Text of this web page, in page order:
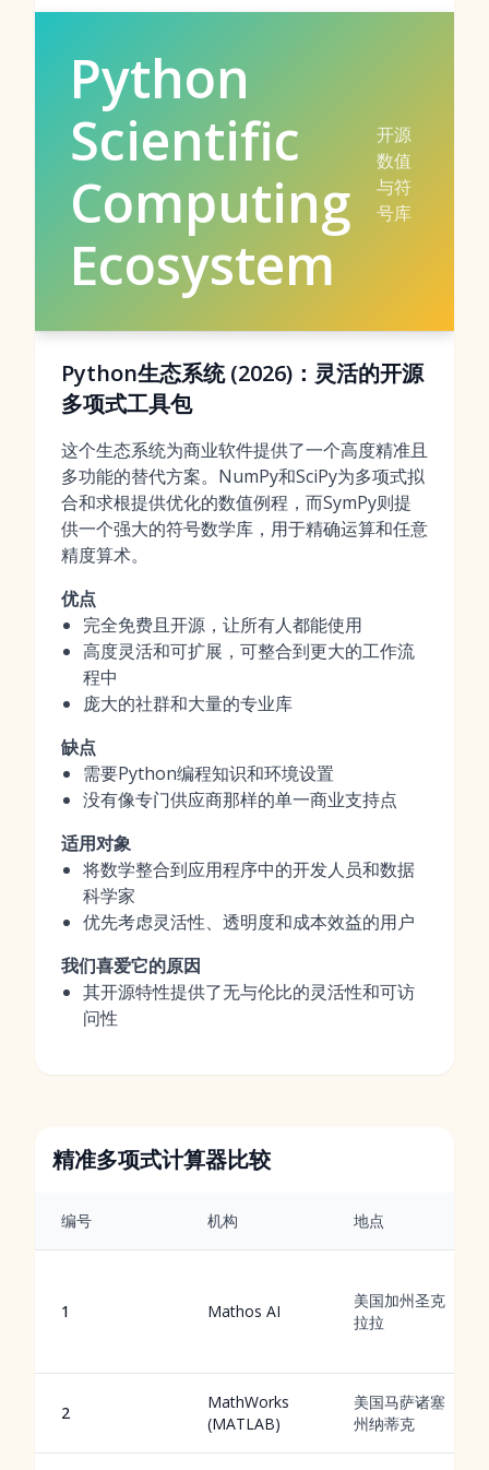
Python
Scientific
Computing
Ecosystem
开源
数值
与符
号库
Python生态系统 (2026)：灵活的开源
多项式工具包
这个生态系统为商业软件提供了一个高度精准且
多功能的替代方案。NumPy和SciPy为多项式拟
合和求根提供优化的数值例程，而SymPy则提
供一个强大的符号数学库，用于精确运算和任意
精度算术。
优点
完全免费且开源，让所有人都能使用
高度灵活和可扩展，可整合到更大的工作流
程中
庞大的社群和大量的专业库
缺点
需要Python编程知识和环境设置
没有像专门供应商那样的单一商业支持点
适用对象
将数学整合到应用程序中的开发人员和数据
科学家
优先考虑灵活性、透明度和成本效益的用户
我们喜爱它的原因
其开源特性提供了无与伦比的灵活性和可访
问性
精准多项式计算器比较
编号 机构 地点
1 Mathos AI
美国加州圣克
拉拉
2
MathWorks
(MATLAB)
美国马萨诸塞
州纳蒂克